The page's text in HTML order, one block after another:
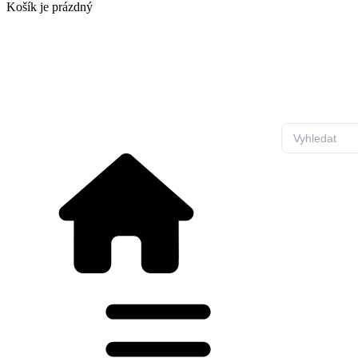
Košík je prázdný